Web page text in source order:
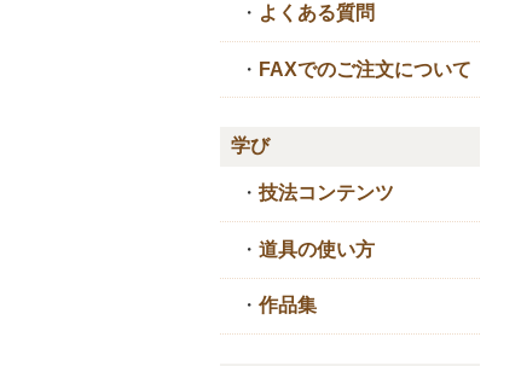
・ よくある質問
・ FAXでのご注文について
学び
・ 技法コンテンツ
・ 道具の使い方
・ 作品集